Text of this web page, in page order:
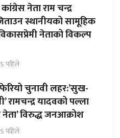
नेता राम चन्द्र
स्थानीयको सामूहिक
नेताको विकल्प
पहिले
चुनावी लहर:’सुख-
रामचन्द्र यादवको पल्ला
नेता’ विरुद्ध जनआक्रोश
पहिले